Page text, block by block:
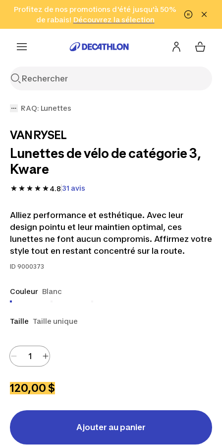
Aller à la recherche Aller au contenu Aller au pied de
Profitez de nos promotions d'été jusqu'à 50%
de rabais! Découvrez la sélection
Cliquez ici
en seulement 2 h!
(Zones sélectionnées)
RAQ: Lunettes
VAN RYSEL
Lunettes de vélo de catégorie 3,
Kware
4.8 31 avis
Alliez performance et esthétique. Avec leur
design pointu et leur maintien optimal, ces
lunettes ne font aucun compromis. Affirmez votre
style tout en restant concentré sur la route.
ID 9000373
Couleur Blanc
Taille Taille unique
120,00 $
Ajouter au panier